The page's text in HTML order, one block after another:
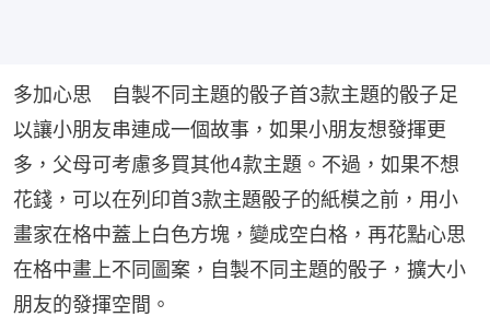
多加心思　自製不同主題的骰子首3款主題的骰子足
以讓小朋友串連成一個故事，如果小朋友想發揮更
多，父母可考慮多買其他4款主題。不過，如果不想
花錢，可以在列印首3款主題骰子的紙模之前，用小
畫家在格中蓋上白色方塊，變成空白格，再花點心思
在格中畫上不同圖案，自製不同主題的骰子，擴大小
朋友的發揮空間。